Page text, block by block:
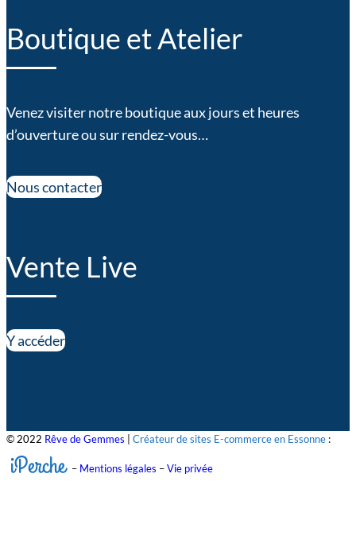
Boutique et Atelier
Venez visiter notre boutique aux jours et heures
d’ouverture ou sur rendez-vous…
Nous contacter
Vente Live
Y accéder
© 2022 Rêve de Gemmes Créateur de sites E-commerce en Essonne :
iPerche – Mentions légales –Vie privée